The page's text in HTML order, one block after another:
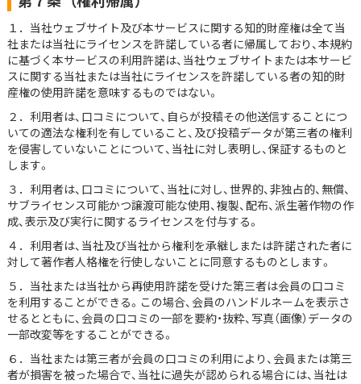
１．当社ウェブサイト及び本サービスに関する知的財産権は全て当
社または当社にライセンスを許諾している者に帰属しており、本規約
に基づく本サービスの利用許諾は、当社ウェブサイトまたは本サービ
スに関する当社または当社にライセンスを許諾している者の知的財
産権の使用許諾を意味するものではない。
２．利用者は、口コミについて、自らが投稿その他送信することにつ
いての適法な権利を有していること、及び投稿データが第三者の権利
を侵害していないことについて、当社に対し表明し、保証するものと
します。
３．利用者は、口コミについて、当社に対し、世界的、非独占的、無償、
サブライセンス可能かつ譲渡可能な使用、複製、配布、派生著作物の作
成、表示及び実行に関するライセンスを付与する。
４．利用者は、当社及び当社から権利を承継しまたは許諾された者に
対して著作者人格権を行使しないことに同意するものとします。
５．当社または当社から再使用許諾を受けた第三者は会員の口コミ
を利用することができる。この場合、会員のハンドルネームを表示さ
せるとともに、会員の口コミの一部を要約・抜粋、写真（画像）データの
一部改変等をすることができる。
６．当社または第三者が会員の口コミの利用により、会員または第三
者が損害を被った場合で、当社に過失が認められる場合には、当社は